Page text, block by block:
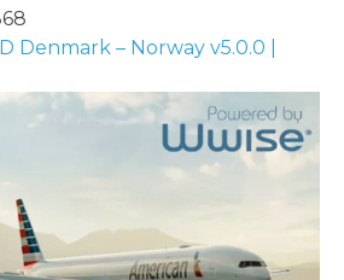
Denmark – Norway v5.0.0 |